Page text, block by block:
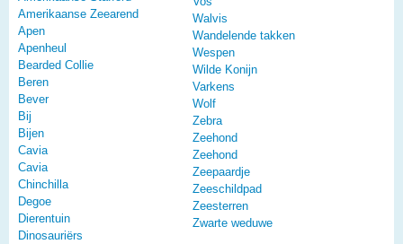
Amerikaanse Zeearend
Apen
Apenheul
Bearded Collie
Beren
Bever
Bij
Bijen
Cavia
Cavia
Chinchilla
Degoe
Dierentuin
Dinosauriërs
Walvis
Wandelende takken
Wespen
Wilde Konijn
Varkens
Wolf
Zebra
Zeehond
Zeehond
Zeepaardje
Zeeschildpad
Zeesterren
Zwarte weduwe